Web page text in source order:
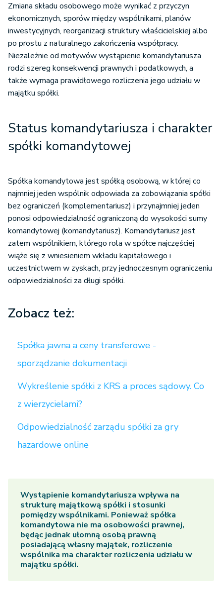
Konsekwencje podatkowe po stronie spółki
Wymogi formalne i rejestrowe
Podsumowanie
Zmiana składu osobowego może wynikać z przyczyn
ekonomicznych, sporów między wspólnikami, planów
inwestycyjnych, reorganizacji struktury właścicielskiej albo
po prostu z naturalnego zakończenia współpracy.
Niezależnie od motywów wystąpienie komandytariusza
rodzi szereg konsekwencji prawnych i podatkowych, a
także wymaga prawidłowego rozliczenia jego udziału w
majątku spółki.
Status komandytariusza i charakter
spółki komandytowej
Spółka komandytowa jest spółką osobową, w której co
najmniej jeden wspólnik odpowiada za zobowiązania spółki
bez ograniczeń (komplementariusz) i przynajmniej jeden
ponosi odpowiedzialność ograniczoną do wysokości sumy
komandytowej (komandytariusz). Komandytariusz jest
zatem wspólnikiem, którego rola w spółce najczęściej
wiąże się z wniesieniem wkładu kapitałowego i
uczestnictwem w zyskach, przy jednoczesnym ograniczeniu
odpowiedzialności za długi spółki.
Zobacz też:
Spółka jawna a ceny transferowe -
sporządzanie dokumentacji
Wykreślenie spółki z KRS a proces sądowy. Co
z wierzycielami?
Odpowiedzialność zarządu spółki za gry
hazardowe online
Wystąpienie komandytariusza wpływa na
strukturę majątkową spółki i stosunki
pomiędzy wspólnikami. Ponieważ spółka
komandytowa nie ma osobowości prawnej,
będąc jednak ułomną osobą prawną
posiadającą własny majątek, rozliczenie
wspólnika ma charakter rozliczenia udziału w
majątku spółki.